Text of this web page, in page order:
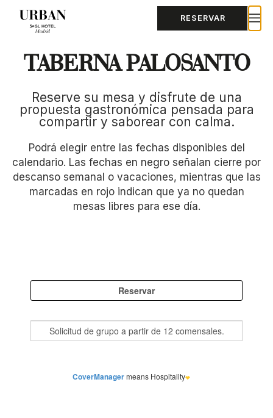
RESERVAR
TABERNA PALOSANTO
Reserve su mesa y disfrute de una
propuesta gastronómica pensada para
compartir y saborear con calma.
Podrá elegir entre las fechas disponibles del
calendario. Las fechas en negro señalan cierre por
descanso semanal o vacaciones, mientras que las
marcadas en rojo indican que ya no quedan
mesas libres para ese día.